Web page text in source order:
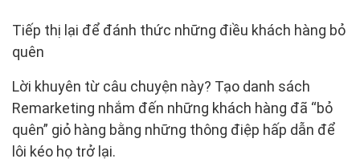
Tiếp thị lại để đánh thức những điều khách hàng bỏ
quên
Lời khuyên từ câu chuyện này? Tạo danh sách
Remarketing nhắm đến những khách hàng đã “bỏ
quên” giỏ hàng bằng những thông điệp hấp dẫn để
lôi kéo họ trở lại.